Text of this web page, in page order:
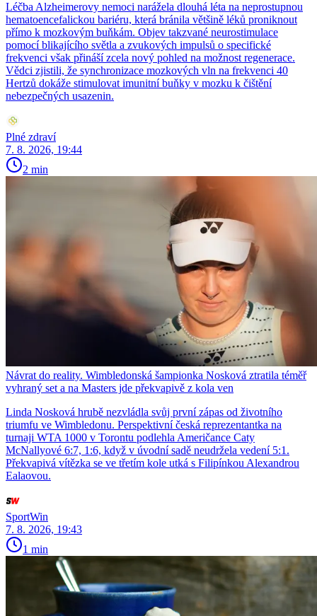
Léčba Alzheimerovy nemoci narážela dlouhá léta na neprostupnou
hematoencefalickou bariéru, která bránila většině léků proniknout
přímo k mozkovým buňkám. Objev takzvané neurostimulace
pomocí blikajícího světla a zvukových impulsů o specifické
frekvenci však přináší zcela nový pohled na možnost regenerace.
Vědci zjistili, že synchronizace mozkových vln na frekvenci 40
Hertzů dokáže stimulovat imunitní buňky v mozku k čištění
nebezpečných usazenin.
Plné zdraví
7. 8. 2026, 19:44
2 min
Návrat do reality. Wimbledonská šampionka Nosková ztratila téměř
vyhraný set a na Masters jde překvapivě z kola ven
Linda Nosková hrubě nezvládla svůj první zápas od životního
triumfu ve Wimbledonu. Perspektivní česká reprezentantka na
turnaji WTA 1000 v Torontu podlehla Američance Caty
McNallyové 6:7, 1:6, když v úvodní sadě neudržela vedení 5:1.
Překvapivá vítězka se ve třetím kole utká s Filipínkou Alexandrou
Ealaovou.
SportWin
7. 8. 2026, 19:43
1 min